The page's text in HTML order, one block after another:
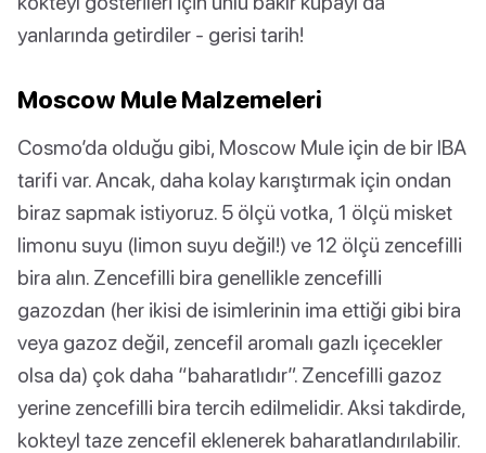
yanlarında getirdiler - gerisi tarih!
Moscow Mule Malzemeleri
Cosmo’da olduğu gibi, Moscow Mule için de bir IBA
tarifi var. Ancak, daha kolay karıştırmak için ondan
biraz sapmak istiyoruz. 5 ölçü votka, 1 ölçü misket
limonu suyu (limon suyu değil!) ve 12 ölçü zencefilli
bira alın. Zencefilli bira genellikle zencefilli
gazozdan (her ikisi de isimlerinin ima ettiği gibi bira
veya gazoz değil, zencefil aromalı gazlı içecekler
olsa da) çok daha “baharatlıdır”. Zencefilli gazoz
yerine zencefilli bira tercih edilmelidir. Aksi takdirde,
kokteyl taze zencefil eklenerek baharatlandırılabilir.